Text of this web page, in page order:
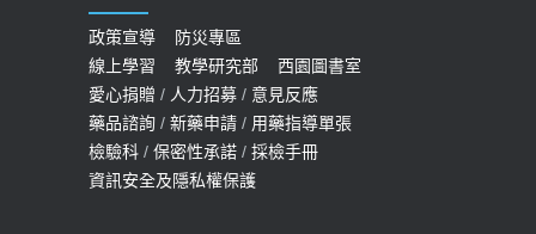
預約
2022-01-07
114年【公費流感及新冠疫苗】門診
預約
2025-09-30
政策宣導
防災專區
線上學習
教學研究部
西園圖書室
愛心捐贈 / 人力招募 / 意見反應
藥品諮詢 / 新藥申請 / 用藥指導單張
檢驗科 / 保密性承諾 / 採檢手冊
資訊安全及隱私權保護